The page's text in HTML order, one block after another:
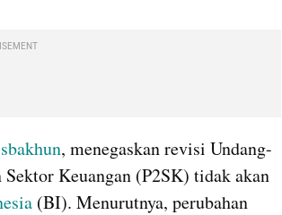
, menegaskan revisi Undang-
Sektor Keuangan (P2SK) tidak akan
(BI). Menurutnya, perubahan